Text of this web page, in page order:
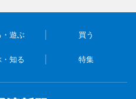
・遊ぶ 買う
知る 特集